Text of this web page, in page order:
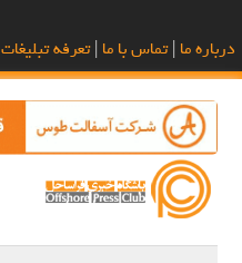
درباره ما |تماس با ما |تعرفه تبلیغات